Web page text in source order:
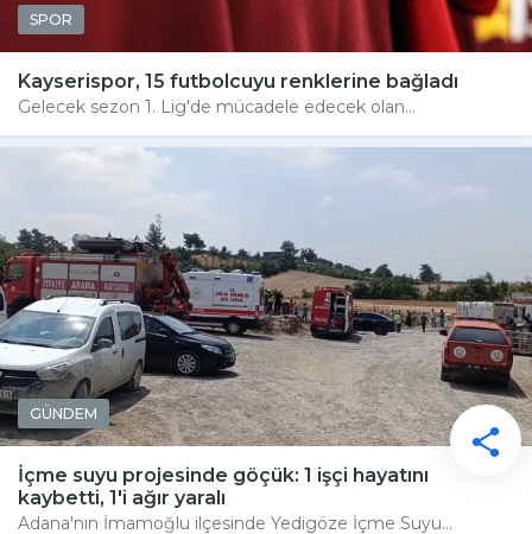
SPOR
Kayserispor, 15 futbolcuyu renklerine bağladı
Gelecek sezon 1. Lig'de mücadele edecek olan...
GÜNDEM
İçme suyu projesinde göçük: 1 işçi hayatını
kaybetti, 1'i ağır yaralı
Adana'nın İmamoğlu ilçesinde Yedigöze İçme Suyu...